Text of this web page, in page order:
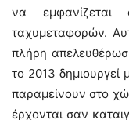
να
ταχυμεταφορών.
πλήρη
το 2013 δημιουργεί
παραμείνουν στο
έρχονται σαν